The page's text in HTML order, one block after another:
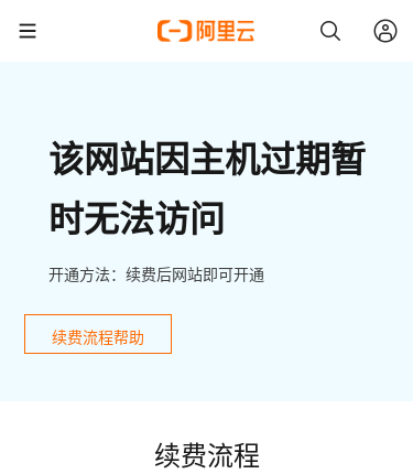
该网站因主机过期暂
时无法访问
开通方法：续费后网站即可开通
续费流程帮助
续费流程